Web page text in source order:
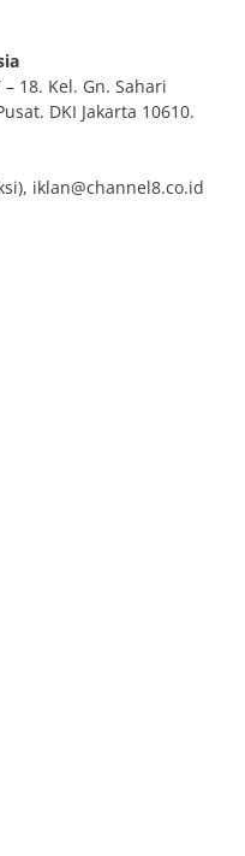
18. Kel. Gn. Sahari
DKI Jakarta 10610.
iklan@channel8.co.id